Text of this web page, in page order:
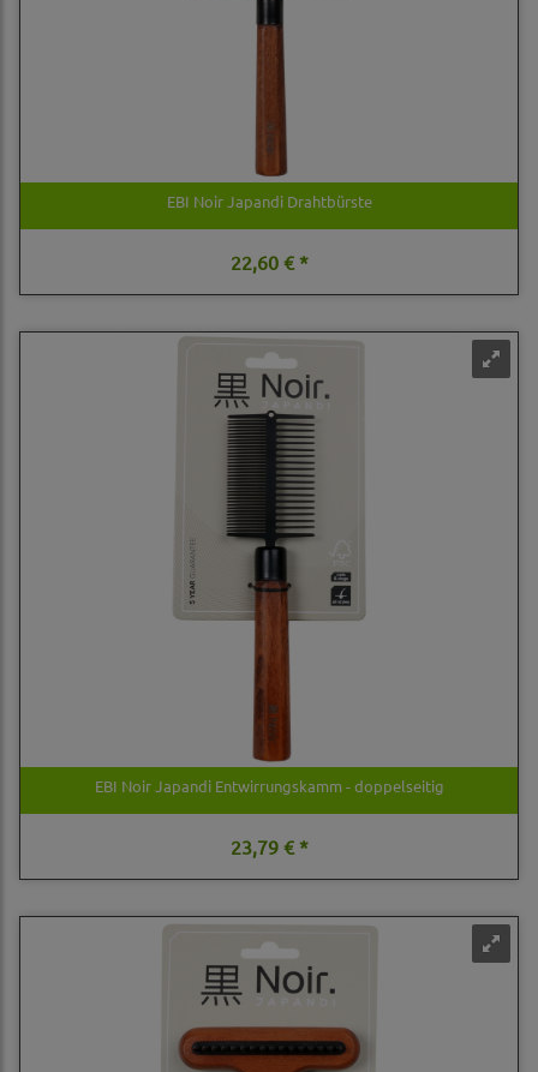
EBI Noir Japandi Drahtbürste
22,60 € *
EBI Noir Japandi Entwirrungskamm - doppelseitig
23,79 € *